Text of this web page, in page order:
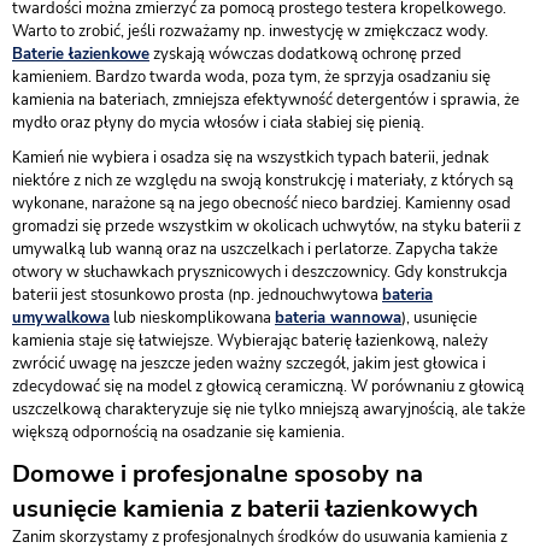
twardości można zmierzyć za pomocą prostego testera kropelkowego.
Warto to zrobić, jeśli rozważamy np. inwestycję w zmiękczacz wody.
Baterie łazienkowezyskają wówczas dodatkową ochronę przed
kamieniem. Bardzo twarda woda, poza tym, że sprzyja osadzaniu się
kamienia na bateriach, zmniejsza efektywność detergentów i sprawia, że
mydło oraz płyny do mycia włosów i ciała słabiej się pienią.
Kamień nie wybiera i osadza się na wszystkich typach baterii, jednak
niektóre z nich ze względu na swoją konstrukcję i materiały, z których są
wykonane, narażone są na jego obecność nieco bardziej. Kamienny osad
gromadzi się przede wszystkim w okolicach uchwytów, na styku baterii z
umywalką lub wanną oraz na uszczelkach i perlatorze. Zapycha także
otwory w słuchawkach prysznicowych i deszczownicy. Gdy konstrukcja
baterii jest stosunkowo prosta (np. jednouchwytowa bateria
umywalkowa lub nieskomplikowana bateria wannowa), usunięcie
kamienia staje się łatwiejsze. Wybierając baterię łazienkową, należy
zwrócić uwagę na jeszcze jeden ważny szczegół, jakim jest głowica i
zdecydować się na model z głowicą ceramiczną. W porównaniu z głowicą
uszczelkową charakteryzuje się nie tylko mniejszą awaryjnością, ale także
większą odpornością na osadzanie się kamienia.
Domowe i profesjonalne sposoby na
usunięcie kamienia z baterii łazienkowych
Zanim skorzystamy z profesjonalnych środków do usuwania kamienia z